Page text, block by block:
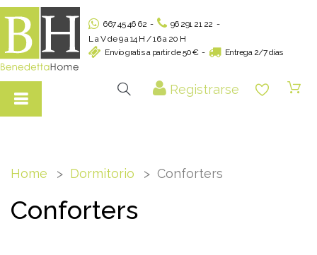
667 45 46 62 - 96 291 21 22 -
L a V de 9 a 14 H / 16 a 20 H
Envío gratis a partir de 50€ - Entrega 2/7 días
Registrarse
Home Dormitorio Conforters
Conforters